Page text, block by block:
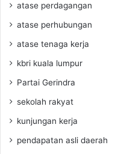
atase perdagangan
atase perhubungan
atase tenaga kerja
kbri kuala lumpur
Partai Gerindra
sekolah rakyat
kunjungan kerja
pendapatan asli daerah